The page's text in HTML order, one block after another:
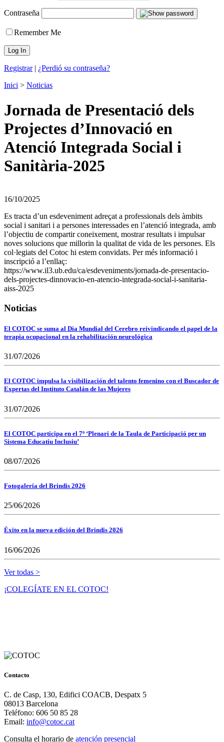
Contraseña
Remember Me
Registrar| ¿Perdió su contraseña?
Inici > Noticias
Jornada de Presentació dels
Projectes d’Innovació en
Atenció Integrada Social i
Sanitària-2025
16/10/2025
Es tracta d’un esdeveniment adreçat a professionals dels àmbits
social i sanitari i a persones interessades en l’atenció integrada, amb
l’objectiu de compartir coneixement, mostrar resultats i impulsar
noves solucions que millorin la qualitat de vida de les persones. Els
col·legiats del Cotoc hi estem convidats. Per més informació i
inscripció a l’enllaç:
https://www.il3.ub.edu/ca/esdeveniments/jornada-de-presentacio-
dels-projectes-dinnovacio-en-atencio-integrada-social-i-sanitaria-
aiss-2025
Noticias
El COTOC se suma al Día Mundial del Cerebro reivindicando el papel de la
terapia ocupacional en la rehabilitación neurológica
31/07/2026
El COTOC impulsa la visibilización del talento femenino con el Buscador de
Expertas del Instituto Catalán de las Mujeres
31/07/2026
El COTOC participa en el 7º ‘Plenari de la Taula de Participació per un
Sistema Educatiu Inclusiu’
08/07/2026
Fotogaleria del Brindis 2026
25/06/2026
Éxito en la nueva edición del Brindis 2026
16/06/2026
Ver todas >
¡COLEGÍATE EN EL COTOC!
Contacto
C. de Casp, 130, Edifici COACB, Despatx 5
08013 Barcelona
Teléfono: 606 50 85 28
Email: info@cotoc.cat
Consulta el horario de atención presencial